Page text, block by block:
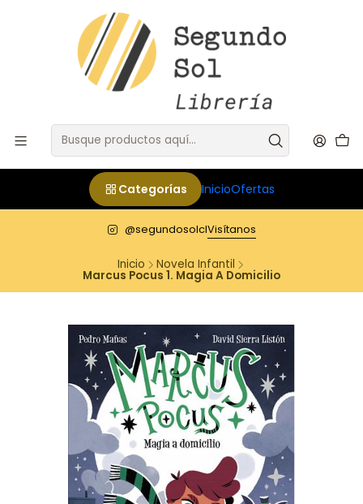
Categorías InicioOfertas
@segundosolclVisítanos
Inicio Novela Infantil
Marcus Pocus 1. Magia A Domicilio